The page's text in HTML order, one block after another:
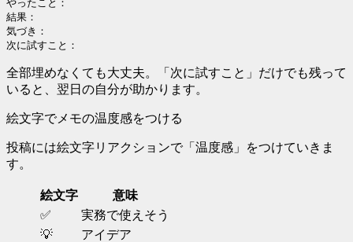
やったこと：
結果：
気づき：
次に試すこと：
全部埋めなくても大丈夫。「次に試すこと」だけでも残って
いると、翌日の自分が助かります。
絵文字でメモの温度感をつける
投稿には絵文字リアクションで「温度感」をつけていきま
す。
絵文字
意味
✅
実務で使えそう
💡
アイデア